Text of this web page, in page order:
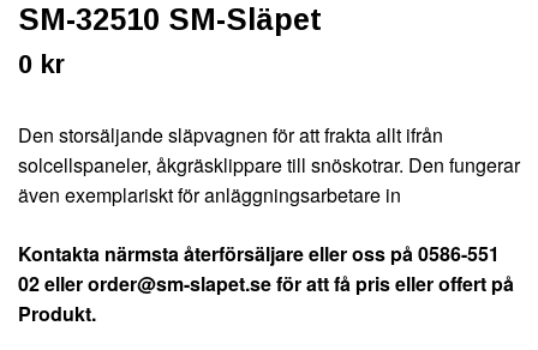
SM-32510 SM-Släpet
0 kr
Den storsäljande släpvagnen för att frakta allt ifrån
solcellspaneler, åkgräsklippare till snöskotrar. Den fungerar
även exemplariskt för anläggningsarbetare in
Kontakta närmsta återförsäljare eller oss på 0586-551
02 ellerorder@sm-slapet.seför att få pris eller offert på
Produkt.